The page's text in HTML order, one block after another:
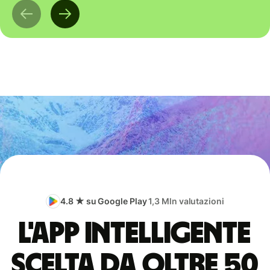
4.8 ★ su Google Play1,3 Mln valutazioni
L'app intelligente